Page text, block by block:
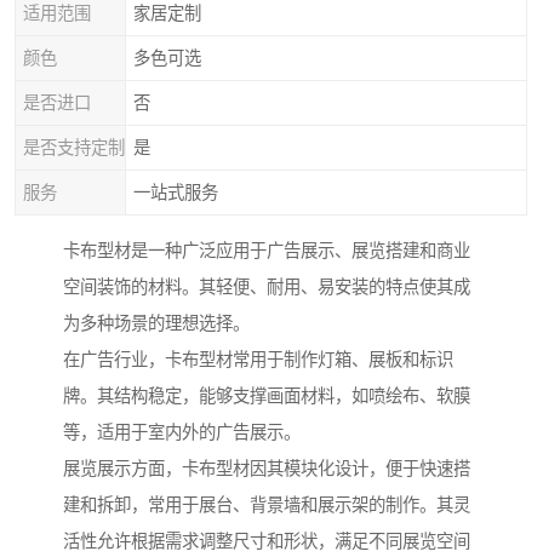
适用范围 家居定制
颜色 多色可选
是否进口 否
是否支持定制 是
服务 一站式服务
卡布型材是一种广泛应用于广告展示、展览搭建和商业
空间装饰的材料。其轻便、耐用、易安装的特点使其成
为多种场景的理想选择。
在广告行业，卡布型材常用于制作灯箱、展板和标识
牌。其结构稳定，能够支撑画面材料，如喷绘布、软膜
等，适用于室内外的广告展示。
展览展示方面，卡布型材因其模块化设计，便于快速搭
建和拆卸，常用于展台、背景墙和展示架的制作。其灵
活性允许根据需求调整尺寸和形状，满足不同展览空间